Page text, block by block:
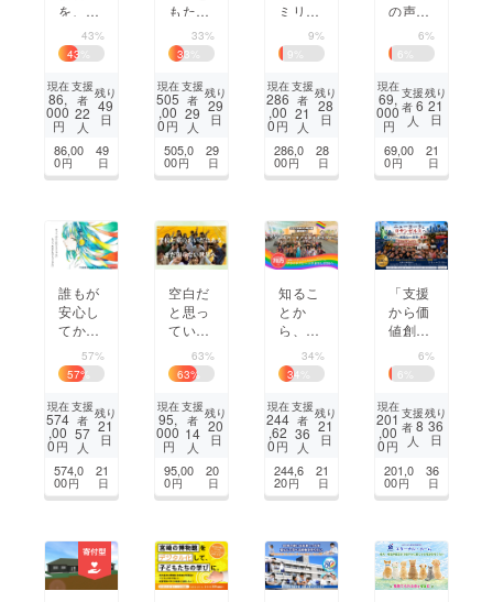
を、ひ
とりに
しない
社会
へ。 イ
エロー
リボン
へ。
43%
43
現在
86,
000
円
支援
者
22
人
残り
49
日
86,00
0円
49
日
もたち
が安心
して
『ただ
いま』
と言え
る居場
大阪
に。
33%
33
現在
505
,00
0円
支援
者
29
人
残り
29
日
505,0
00円
29
日
ミリア
あしな
が基金
で障害
児入所
施設の
児童に
学び、
豊かな
9%
9
現在
286
,00
0円
支援
者
21
人
残り
28
日
286,0
00円
28
日
の声】
駅・バ
ス近！
車がな
くても
産後ケ
アハウ
きた
い！
6%
6
現在
69,
000
円
支援
者6
人
残り
21
日
69,00
0円
21
日
誰もが
安心し
てかか
れる精
神科医
療を目
指し
て、人
権擁護
団体の
基盤を
整備し
57%
57%
現在
574
,00
0円
支援
者
57
人
残り
21
日
574,0
00円
21
日
空白だ
と思っ
ていた
世界は
「余
白」
だっ
た。中
高生の
未来を
広げる
林間学
い
63%
63%
現在
95,
000
円
支援
者
14
人
残り
20
日
95,00
0円
20
日
知るこ
とか
ら、一
緒に歩
くこと
へ。山
梨初開
催「プ
ライド
パレー
ドやま
なし」
34%
34
現在
244
,62
0円
支援
者
36
人
残り
21
日
244,6
20円
21
日
「支援
から価
値創出
へ」和
歌山か
ら世界
へ挑戦
する福
祉プロ
ト
6%
6
現在
201
,00
0円
支援
者8
人
残り
36
日
201,0
00円
36
日